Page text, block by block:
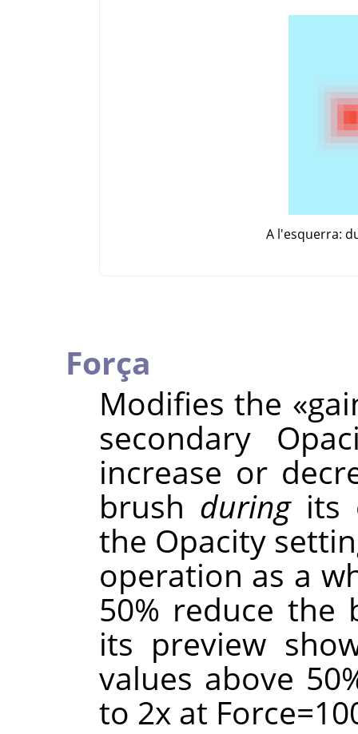
A l'esquerra:
Força
Modifies the «
secondary
increase or
brush duringits
the Opacity
operation as a
50% reduce the
its preview
values above
to 2x at